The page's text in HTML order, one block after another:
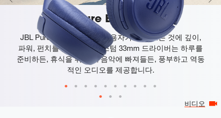
비디오
JBL Pure Bass 사운드
JBL Pure Bass 사운드는 사용자가 듣는 모든 것에 깊이,
파워, 펀치를 더합니다. 커스텀 33mm 드라이버는 하루를
준비하든, 휴식을 취하든, 음악에 빠져들든, 풍부하고 역동
적인 오디오를 제공합니다.